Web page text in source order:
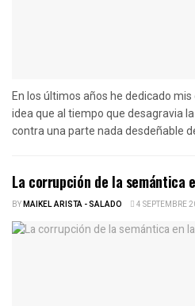
En los últimos años he dedicado
idea que al tiempo que desagravia
contra una parte nada desdeñable
La corrupción de la semántica
BYMAIKEL ARISTA - SALADO 4 SEPTEMBRE